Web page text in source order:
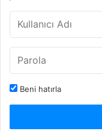
Beni hatırla